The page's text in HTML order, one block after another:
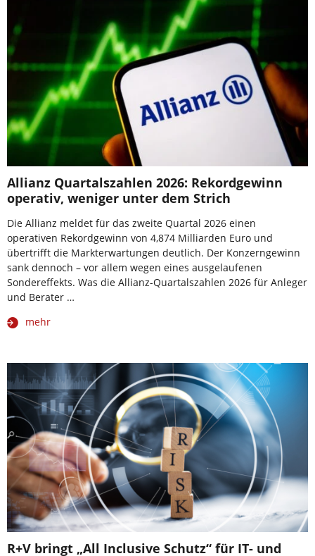
Allianz Quartalszahlen 2026: Rekordgewinn
operativ, weniger unter dem Strich
Die Allianz meldet für das zweite Quartal 2026 einen
operativen Rekordgewinn von 4,874 Milliarden Euro und
übertrifft die Markterwartungen deutlich. Der Konzerngewinn
sank dennoch – vor allem wegen eines ausgelaufenen
Sondereffekts. Was die Allianz-Quartalszahlen 2026 für Anleger
und Berater …
mehr
R+V bringt „All Inclusive Schutz“ für IT- und